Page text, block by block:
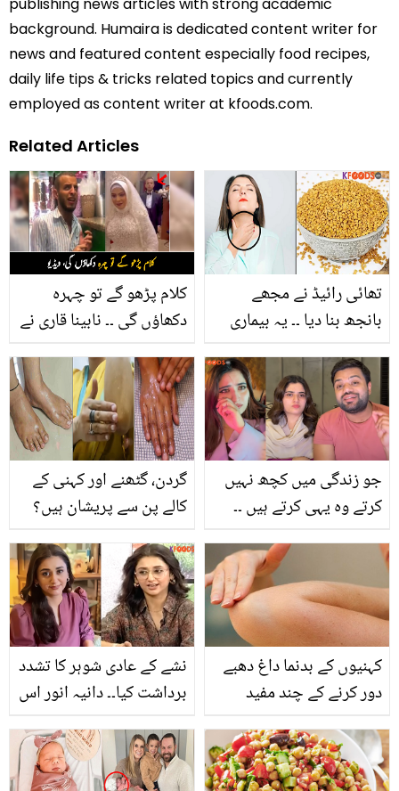
background. Humaira is dedicated content writer for
news and featured content especially food recipes,
daily life tips & tricks related topics and currently
employed as content writer at kfoods.com.
Related Articles
کلام پڑھو گے تو چہرہ
دکھاؤں گی ۔۔ نابینا قاری نے
اور اپنی دلہن کی فرمائش
پوری کر کے دل جیتا لیا؟
تھائی رائیڈ نے مجھے
بانجھ بنا دیا ۔۔ یہ بیماری
کنٹرول میتھی دانے سے
کس طرح ہوسکتی ؟
گردن، گٹھنے اور کہنی کے
کالے پن سے پریشان ہیں؟
منٹوں میں اس مسئلے کو
حل کردیں
جو زندگی میں کچھ نہیں
کرتے وہ یہی کرتے ہیں ۔۔
اور ان کی اہلیہ کا ساتھ
دینے والے یوٹیوبرز نے کیا
پیغام دے دیا؟
نشے کے عادی شوہر کا تشدد
برداشت کیا۔۔ دانیہ انور اس
نبھاتی رہیں؟ اپنی مجبوری
بیان کردی
کہنیوں کے بدنما داغ دھبے
دور کرنے کے چند مفید